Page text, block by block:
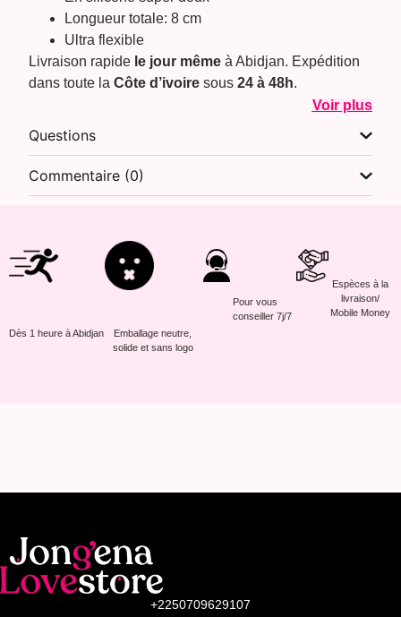
Longueur totale: 8 cm
Ultra flexible
Livraison rapide le jour même à Abidjan. Expédition
dans toute laCôte d’ivoire sous24 à 48h.
Voir plus
Questions
Commentaire (0)
Dès 1 heure à Abidjan
Emballage neutre,
solide et sans logo
Pour vous
conseiller 7j/7
Espèces à la
livraison/
Mobile Money
+2250709629107